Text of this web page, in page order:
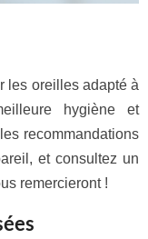
les oreilles adapté à
hygiène et
recommandations
et consultez un
remercieront !